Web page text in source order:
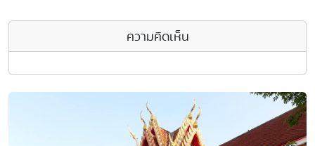
ความคิดเห็น